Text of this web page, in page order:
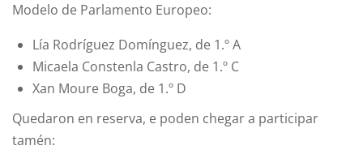
Modelo de Parlamento Europeo:
Lía Rodríguez Domínguez, de 1.º A
Micaela Constenla Castro, de 1.º C
Xan Moure Boga, de 1.º D
Quedaron en reserva, e poden chegar a participar
tamén: